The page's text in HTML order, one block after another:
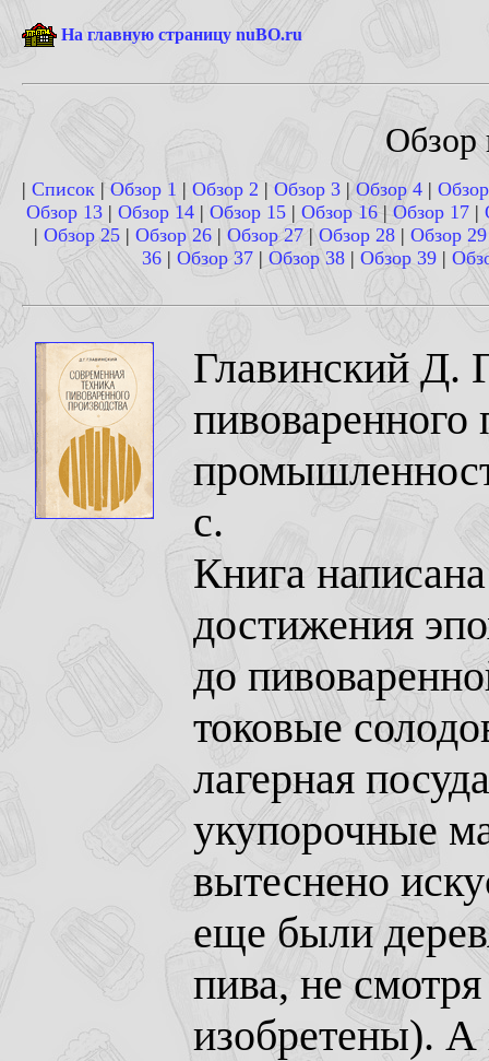
На главную страницу nuBO.ru
Обзор
| Список | Обзор 1 | Обзор 2 | Обзор 3 |Обзор 4 |
Обзор 13 | Обзор 14 | Обзор 15 | Обзор 16 |Обзор 17 |
| Обзор 25 | Обзор 26 | Обзор 27 | Обзор 28 | Обзор 29
36| Обзор 37| Обзор 38| Обзор 39|
Главинский Д.
с.
Книга
достижения
до
токовые
лагерная
укупорочные
вытеснено
еще были
пива, не
изобретены). А